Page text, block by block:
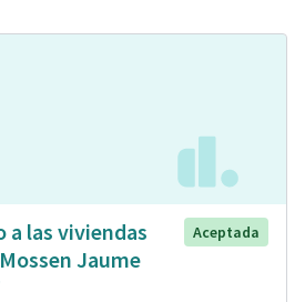
a las viviendas
Jaume
Aceptada